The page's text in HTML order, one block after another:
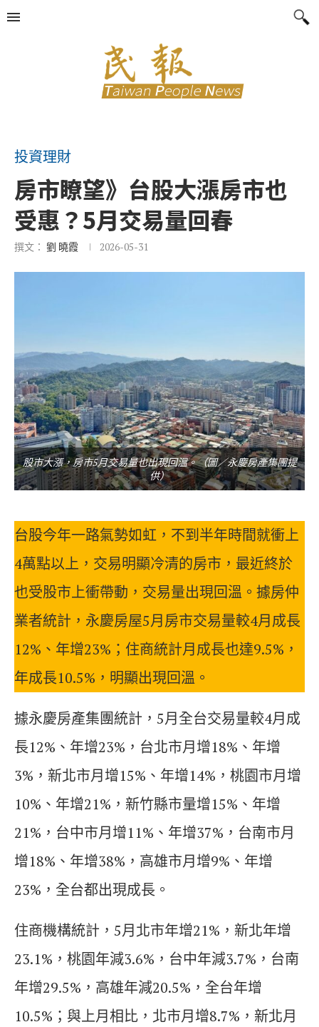
投資理財
房市瞭望》台股大漲房市也
受惠？5月交易量回春
撰文： 劉 曉霞 2026-05-31
股市大漲，房市5月交易量也出現回溫。（圖／永慶房產集團提
供）
台股今年一路氣勢如虹，不到半年時間就衝上
4萬點以上，交易明顯冷清的房市，最近終於
也受股市上衝帶動，交易量出現回溫。據房仲
業者統計，永慶房屋5月房市交易量較4月成長
12%、年增23%；住商統計月成長也達9.5%，
年成長10.5%，明顯出現回溫。
據永慶房產集團統計，5月全台交易量較4月成
長12%、年增23%，台北市月增18%、年增
3%，新北市月增15%、年增14%，桃園市月增
10%、年增21%，新竹縣市量增15%、年增
21%，台中市月增11%、年增37%，台南市月
增18%、年增38%，高雄市月增9%、年增
23%，全台都出現成長。
住商機構統計，5月北市年增21%，新北年增
23.1%，桃園年減3.6%，台中年減3.7%，台南
年增29.5%，高雄年減20.5%，全台年增
10.5%；與上月相比，北市月增8.7%，新北月